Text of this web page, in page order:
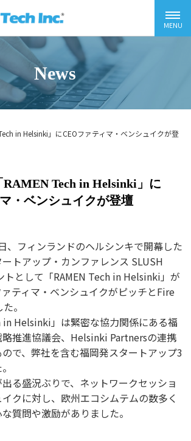
News
in Helsinki」にCEOファティマ・ベンシュイクが登
RAMEN Tech in Helsinki」に
・ベンシュイクが登壇
、フィンランドのヘルシンキで開幕した
トアップ・カンファレンス SLUSH
トとして「RAMEN Tech in Helsinki」が
ティマ・ベンシュイクがピッチとFire
。
in Helsinki」は緊密な協力関係にある福
推進協議会、Helsinki Partnersの連携
で、弊社を含む福岡発スタートアップ3
る盛況ぶりで、ネットワークセッショ
クに対し、欧州エコシムテムの数多く
質問や激励がありました。